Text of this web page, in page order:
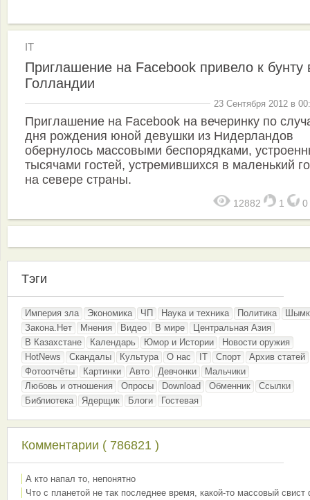
IT
Приглашение на Facebook привело к бунту
Голландии
23 Сентября 2012 в
Приглашение на Facebook на вечеринку по
дня рождения юной девушки из Нидерландов
обернулось массовыми беспорядками,
тысячами гостей, устремившихся в маленький
на севере страны.
12882 1 0
Тэги
Империя зла Экономика ЧП Наука и техника Политика
Закона.Нет
Мнения Видео В мире
Центральная Азия
В Казахстане
Календарь Юмор и Истории
Новости оружия
HotNews
Скандалы Культура О нас IT Спорт
Архив статей
Фотоотчёты
Картинки Авто Девчонки
Мальчики
Любовь и отношения
Опросы Download Обменник
Ссылки
Библиотека
Ядерщик Блоги Гостевая
Комментарии ( 786821 )
А кто напал то, непонятно
Что с планетой не так последнее время, какой-то массовый свист